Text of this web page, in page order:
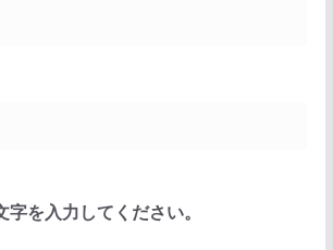
を入力してください。